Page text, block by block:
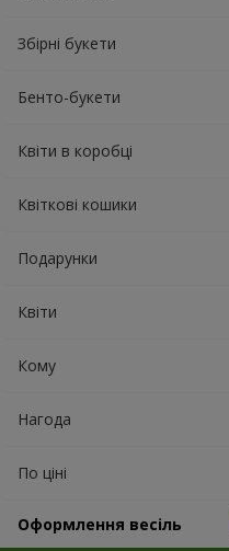
Збірні букети
Бенто-букети
Квіти в коробці
Квіткові кошики
Подарунки
Квіти
Кому
Нагода
По ціні
Оформлення весіль